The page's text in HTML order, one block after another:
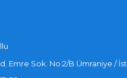
Emre Sok. No:2/B Ümraniye / İst